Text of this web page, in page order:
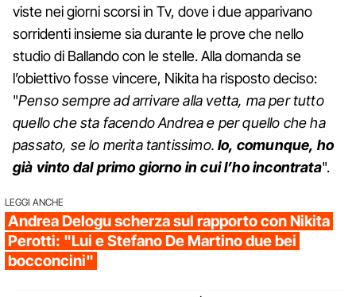
viste nei giorni scorsi in Tv, dove i due apparivano
sorridenti insieme sia durante le prove che nello
studio di Ballando con le stelle. Alla domanda se
l’obiettivo fosse vincere, Nikita ha risposto deciso:
"Penso sempre ad arrivare alla vetta, ma per tutto
quello che sta facendo Andrea e per quello che ha
passato, se lo merita tantissimo.Io, comunque, ho
già vinto dal primo giorno in cui l’ho incontrata".
LEGGI ANCHE
Andrea Delogu scherza sul rapporto con Nikita
Perotti: "Lui e Stefano De Martino due bei
bocconcini"